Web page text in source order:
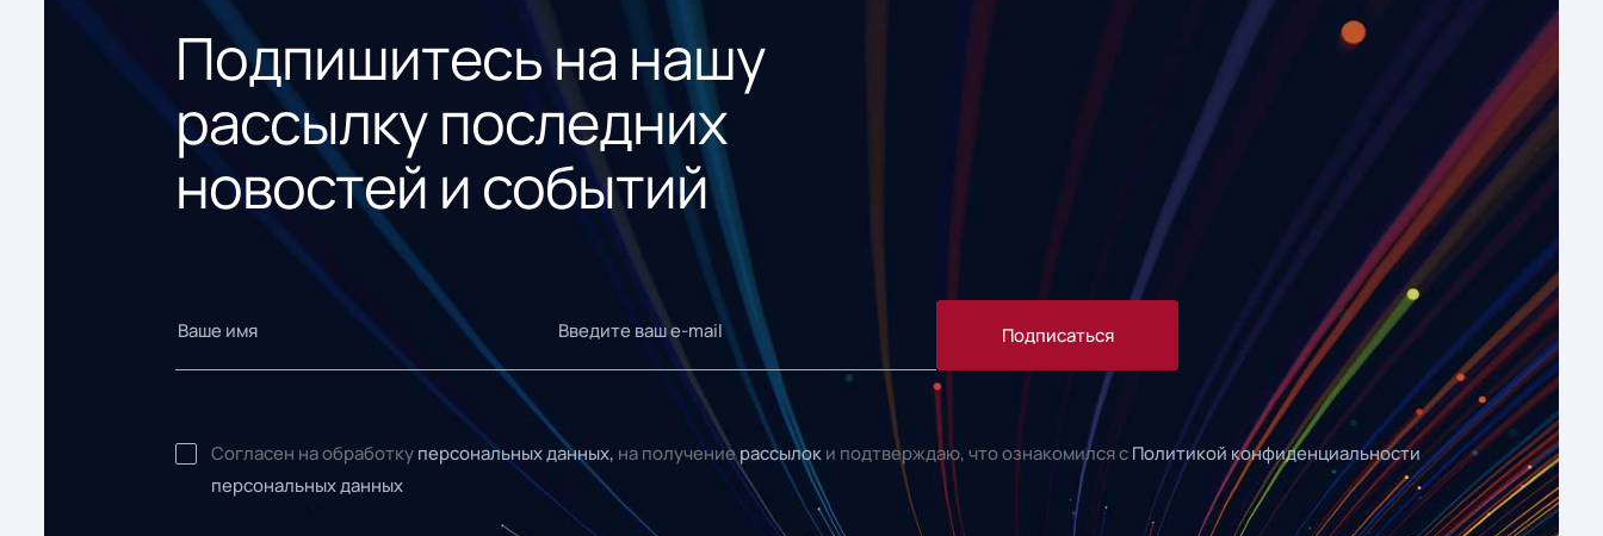
Подпишитесь на нашу
рассылку последних
новостей и событий
Подписаться
Согласен на обработку персональных данных, на получениерассылок и подтверждаю, что ознакомился с Политикой конфиденциальности
персональных данных